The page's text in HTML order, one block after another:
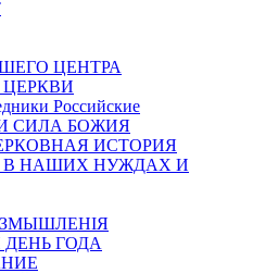
ЦЕНТРА
Российские
СИЛА БОЖИЯ
ИСТОРИЯ
НАШИХ НУЖДАХ И
ГОДА